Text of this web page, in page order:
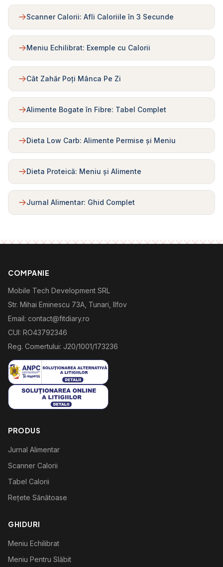
Scanner Calorii: Afli Caloriile în 3 Secunde
Meniu Echilibrat: Exemple cu Calorii
Cât Zahăr Poți Mânca Pe Zi
Alimente Bogate în Fibre: Tabel Complet
Dieta Low Carb: Alimente Permise și Meniu
Dieta Proteică: Meniu și Alimente
Jurnal Alimentar: Ghid Complet
COMPANIE
Mobile Tech Development SRL
Str. Mihai Eminescu 73A, Tunari, Ilfov
Email: contact@fitdiary.ro
CUI: RO43792346
Reg. Comertului: J20/1001/173236
PRODUS
Jurnal Alimentar
Scanner Calorii
Tabel Calorii
Rețete Sănătoase
GHIDURI
Meniu Echilibrat
Meniu Pentru Slăbit